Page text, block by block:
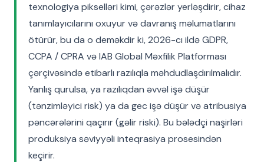
texnologiya pikselləri kimi, çərəzlər yerləşdirir, cihaz
tanımlayıcılarını oxuyur və davranış məlumatlarını
ötürür, bu da o deməkdir ki, 2026-cı ildə GDPR,
CCPA / CPRA və IAB Global Məxfilik Platforması
çərçivəsində etibarlı razılıqla məhdudlaşdırılmalıdır.
Yanlış qurulsa, ya razılıqdan əvvəl işə düşür
(tənzimləyici risk) ya da gec işə düşür və atribusiya
pəncərələrini qaçırır (gəlir riski). Bu bələdçi naşirləri
produksiya səviyyəli inteqrasiya prosesindən
keçirir.